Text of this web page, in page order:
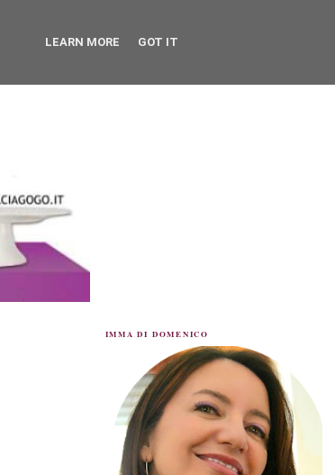
IMMA DI DOMENICO
LEARN MORE GOT IT